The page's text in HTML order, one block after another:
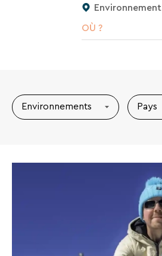
Environnement
OÙ ?
Environnements Pays